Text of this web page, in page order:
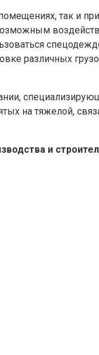
так и
различных
на тяжелой,
и